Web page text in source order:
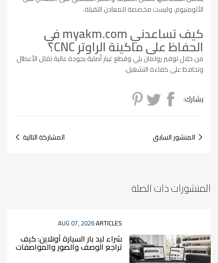
الألومنيوم، وليست مخصصة للمعادن الثقيلة.
كيف تساعدني myakm.com في
الحفاظ على ماكينة الراوتر CNC؟
من خلال توفير رولمان بلي وقطع غيار أصلية بجودة عالية تقلل الأعطال
وتحافظ على كفاءة التشغيل.
يشارك:
المنشور السابق المشاركة التالية
المنشورات ذات الصلة
AUG 07, 2026ARTICLES
شراء ليد بار السيارة أونلاين: كيف
تراجع الوصف والصور والمواصفات
قبل الطلب؟